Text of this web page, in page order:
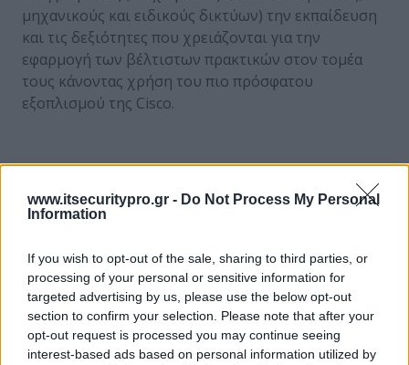
www.itsecuritypro.gr - Do Not Process My Personal
Information
If you wish to opt-out of the sale, sharing to third parties, or
processing of your personal or sensitive information for
targeted advertising by us, please use the below opt-out
section to confirm your selection. Please note that after your
opt-out request is processed you may continue seeing
interest-based ads based on personal information utilized by
μηχανικούς και ειδικούς δικτύων) την εκπαίδευση
και τις δεξιότητες που χρειάζονται για την
εφαρμογή των βέλτιστων πρακτικών στον τομέα
τους κάνοντας χρήση του πιο πρόσφατου
εξοπλισμού της Cisco.
ΕΓΓΡΑΦΗ ΣΤΟ NEWSLETTER